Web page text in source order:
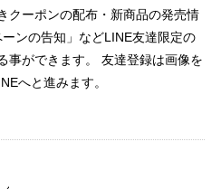
クーポンの配布・新商品の発売情
ンの告知」などLINE友達限定の
事ができます。 友達登録は画像を
へと進みます。